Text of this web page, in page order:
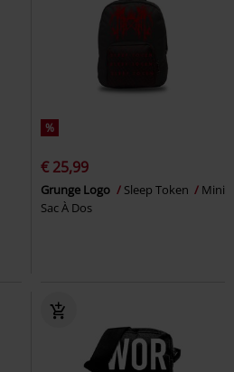
%
€ 25,99
Grunge Logo Sleep Token
Mini
Sac À Dos